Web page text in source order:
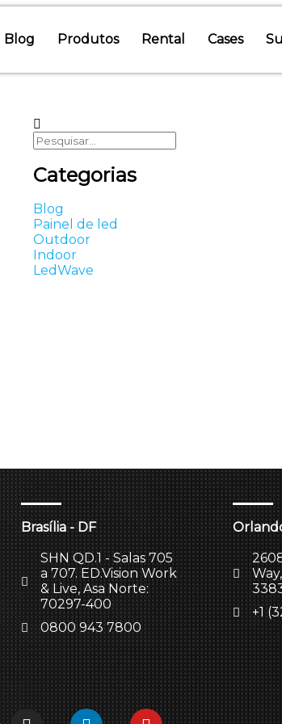
Blog Produtos Rental Cases
Categorias
Blog
Painel de led
Outdoor
Indoor
LedWave
Brasília - DF
SHN QD.1 - Salas 705
a 707. ED.Vision Work
& Live, Asa Norte:
70297-400
0800 943 7800
+1